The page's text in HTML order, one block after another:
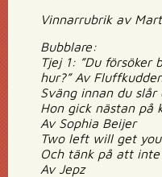
Vinnarrubrik av
Bubblare:
Tjej 1: ”Du försöker
hur?” Av
Sväng innan du slår
Hon gick nästan på
Av Sophia Beijer
Two left will get
Och tänk på att
Av Jepz